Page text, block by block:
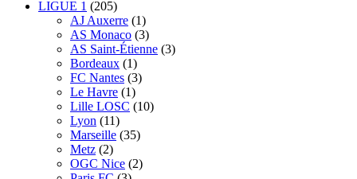
LIGUE 1 (205)
AJ Auxerre (1)
AS Monaco (3)
AS Saint-Étienne (3)
Bordeaux (1)
FC Nantes (3)
Le Havre (1)
Lille LOSC (10)
Lyon (11)
Marseille (35)
Metz (2)
OGC Nice (2)